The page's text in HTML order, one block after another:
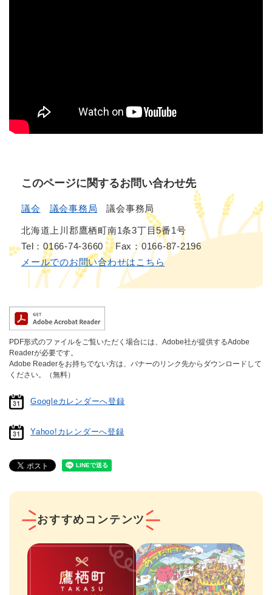
このページに関するお問い合わせ先
議会 議会事務局 議会事務局
北海道上川郡鷹栖町南1条3丁目5番1号
Tel：0166-74-3660
Fax：0166-87-2196
メールでのお問い合わせはこちら
PDF形式のファイルをご覧いただく場合には、Adobe社が提供するAdobe
Readerが必要です。
Adobe Readerをお持ちでない方は、バナーのリンク先からダウンロードして
ください。（無料）
Googleカレンダーへ登録
Yahoo!カレンダーへ登録
おすすめコンテンツ